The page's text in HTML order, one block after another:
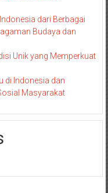
dari Berbagai
Budaya dan
Unik yang Memperkuat
di Indonesia dan
Masyarakat